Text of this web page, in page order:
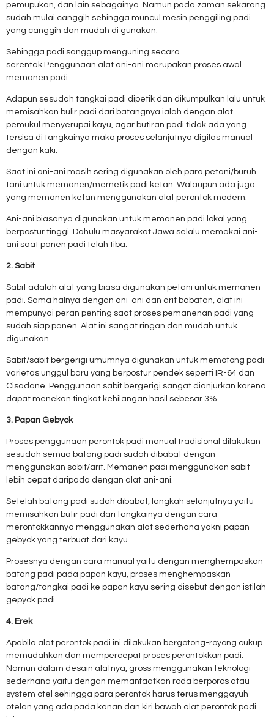
pemupukan, dan lain sebagainya. Namun pada zaman sekarang
sudah mulai canggih sehingga muncul mesin penggiling padi
yang canggih dan mudah di gunakan.
Sehingga padi sanggup menguning secara
serentak.Penggunaan alat ani-ani merupakan proses awal
memanen padi.
Adapun sesudah tangkai padi dipetik dan dikumpulkan lalu untuk
memisahkan bulir padi dari batangnya ialah dengan alat
pemukul menyerupai kayu, agar butiran padi tidak ada yang
tersisa di tangkainya maka proses selanjutnya digilas manual
dengan kaki.
Saat ini ani-ani masih sering digunakan oleh para petani/buruh
tani untuk memanen/memetik padi ketan. Walaupun ada juga
yang memanen ketan menggunakan alat perontok modern.
Ani-ani biasanya digunakan untuk memanen padi lokal yang
berpostur tinggi. Dahulu masyarakat Jawa selalu memakai ani-
ani saat panen padi telah tiba.
2. Sabit
Sabit adalah alat yang biasa digunakan petani untuk memanen
padi. Sama halnya dengan ani-ani dan arit babatan, alat ini
mempunyai peran penting saat proses pemanenan padi yang
sudah siap panen. Alat ini sangat ringan dan mudah untuk
digunakan.
Sabit/sabit bergerigi umumnya digunakan untuk memotong padi
varietas unggul baru yang berpostur pendek seperti IR-64 dan
Cisadane. Penggunaan sabit bergerigi sangat dianjurkan karena
dapat menekan tingkat kehilangan hasil sebesar 3%.
3. Papan Gebyok
Proses penggunaan perontok padi manual tradisional dilakukan
sesudah semua batang padi sudah dibabat dengan
menggunakan sabit/arit. Memanen padi menggunakan sabit
lebih cepat daripada dengan alat ani-ani.
Setelah batang padi sudah dibabat, langkah selanjutnya yaitu
memisahkan butir padi dari tangkainya dengan cara
merontokkannya menggunakan alat sederhana yakni papan
gebyok yang terbuat dari kayu.
Prosesnya dengan cara manual yaitu dengan menghempaskan
batang padi pada papan kayu, proses menghempaskan
batang/tangkai padi ke papan kayu sering disebut dengan istilah
gepyok padi.
4. Erek
Apabila alat perontok padi ini dilakukan bergotong-royong cukup
memudahkan dan mempercepat proses perontokkan padi.
Namun dalam desain alatnya, gross menggunakan teknologi
sederhana yaitu dengan memanfaatkan roda berporos atau
system otel sehingga para perontok harus terus menggayuh
otelan yang ada pada kanan dan kiri bawah alat perontok padi